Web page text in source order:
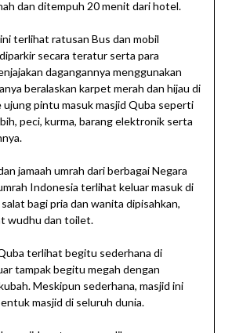
dan ditempuh 20 menit dari hotel.
terlihat ratusan Bus dan mobil
secara teratur serta para
dagangannya menggunakan
beralaskan karpet merah dan hijau di
ujung pintu masuk masjid Quba seperti
peci, kurma, barang elektronik serta
jamaah umrah dari berbagai Negara
Indonesia terlihat keluar masuk di
bagi pria dan wanita dipisahkan,
wudhu dan toilet.
terlihat begitu sederhana di
tampak begitu megah dengan
Meskipun sederhana, masjid ini
masjid di seluruh dunia.